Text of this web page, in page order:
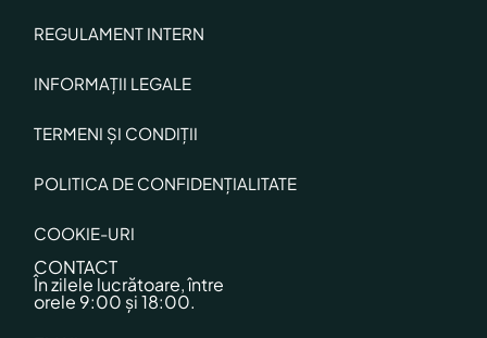
REGULAMENT INTERN
INFORMAȚII LEGALE
TERMENI ȘI CONDIȚII
POLITICA DE CONFIDENȚIALITATE
COOKIE-URI
CONTACT
În zilele lucrătoare, între
orele 9:00 și 18:00.